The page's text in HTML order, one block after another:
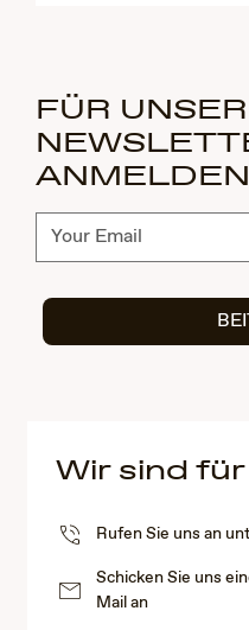
FÜR
ANMELDEN
Abonnieren
Wir sind
Rufen Sie uns an
Schicken Sie uns
Mail an